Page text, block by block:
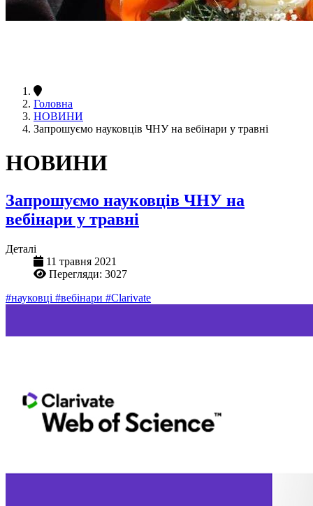
Головна
НОВИНИ
Запрошуємо науковців ЧНУ на вебінари у травні
НОВИНИ
Запрошуємо науковців ЧНУ на
вебінари у травні
Деталі
11 травня 2021
Перегляди: 3027
#науковці #вебінари #Clarivate